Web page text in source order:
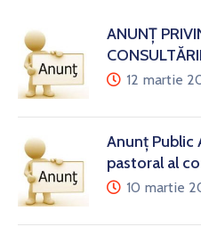
ANUNȚ
12 martie
Anunț Public
pastoral al
10 martie